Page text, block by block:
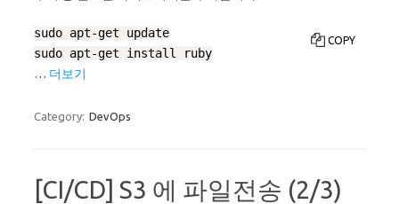
sudo apt-get update
COPY
… 더보기
Category: DevOps
[CI/CD] S3 에 파일전송 (2/3)